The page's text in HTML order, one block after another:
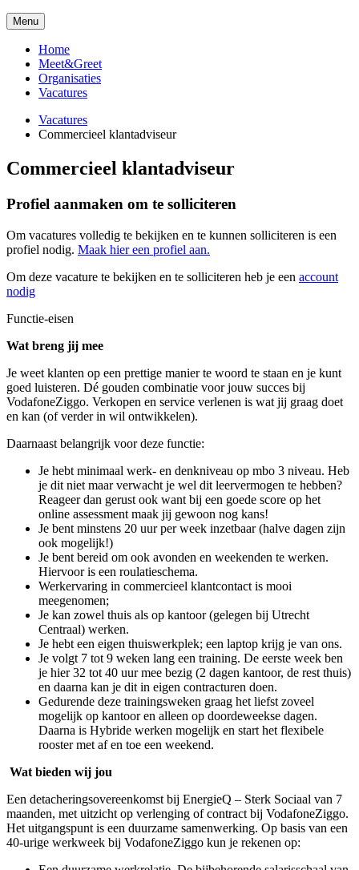
MenuMenu
collapsed
Home
Meet&Greet
Organisaties
Vacatures
Vacatures
Commercieel klantadviseur
Commercieel klantadviseur
Profiel aanmaken om te solliciteren
Om vacatures volledig te bekijken en te kunnen solliciteren is een
profiel nodig. Maak hier een profiel aan.
Om deze vacature te bekijken en te solliciteren heb je een account
nodig
Functie-eisen
Wat breng jij mee
Je weet klanten op een prettige manier te woord te staan en je kunt
goed luisteren. Dé gouden combinatie voor jouw succes bij
VodafoneZiggo. Verkopen en service verlenen is wat jij graag doet
en kan (of verder in wil ontwikkelen).
Daarnaast belangrijk voor deze functie:
Je hebt minimaal werk- en denkniveau op mbo 3 niveau. Heb
je dit niet maar verwacht je wel dit leervermogen te hebben?
Reageer dan gerust ook want bij een goede score op het
online assessment maak jij gewoon nog kans!
Je bent minstens 20 uur per week inzetbaar (halve dagen zijn
ook mogelijk!)
Je bent bereid om ook avonden en weekenden te werken.
Hiervoor is een roulatieschema.
Werkervaring in commercieel klantcontact is mooi
meegenomen;
Je kan zowel thuis als op kantoor (gelegen bij Utrecht
Centraal) werken.
Je hebt een eigen thuiswerkplek; een laptop krijg je van ons.
Je volgt 7 tot 9 weken lang een training. De eerste week ben
je hier 32 tot 40 uur mee bezig (2 dagen kantoor, de rest thuis)
en daarna kan je dit in eigen contracturen doen.
Gedurende deze trainingsweken graag het liefst zoveel
mogelijk op kantoor en alleen op doordeweekse dagen.
Daarna is Hybride werken mogelijk en start het flexibele
rooster met af en toe een weekend.
Wat bieden wij jou
Een detacheringsovereenkomst bij EnergieQ – Sterk Sociaal van 7
maanden, met uitzicht op verlenging of contract bij VodafoneZiggo.
Het uitgangspunt is een duurzame samenwerking. Op basis van een
40-urige werkweek bij VodafoneZiggo kun je rekenen op: